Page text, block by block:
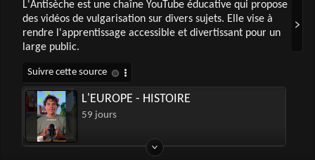
L'Antisèche est une chaîne YouTube éducative qui propose
des vidéos de vulgarisation sur divers sujets. Elle vise à
rendre l'apprentissage accessible et divertissant pour un
large public.
L'EUROPE - HISTOIRE
59 jours